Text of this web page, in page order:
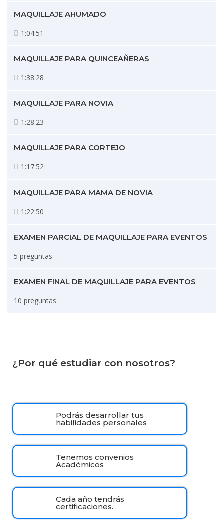
MAQUILLAJE AHUMADO
1:04:51
MAQUILLAJE PARA QUINCEAÑERAS
1:38:28
MAQUILLAJE PARA NOVIA
1:28:23
MAQUILLAJE PARA CORTEJO
1:17:52
MAQUILLAJE PARA MAMA DE NOVIA
1:22:50
EXAMEN PARCIAL DE MAQUILLAJE PARA EVENTOS
5 preguntas
EXAMEN FINAL DE MAQUILLAJE PARA EVENTOS
10 preguntas
¿Por qué estudiar con nosotros?
Podrás desarrollar tus
habilidades personales
Tenemos convenios
Académicos
Cada año tendrás
certificaciones.